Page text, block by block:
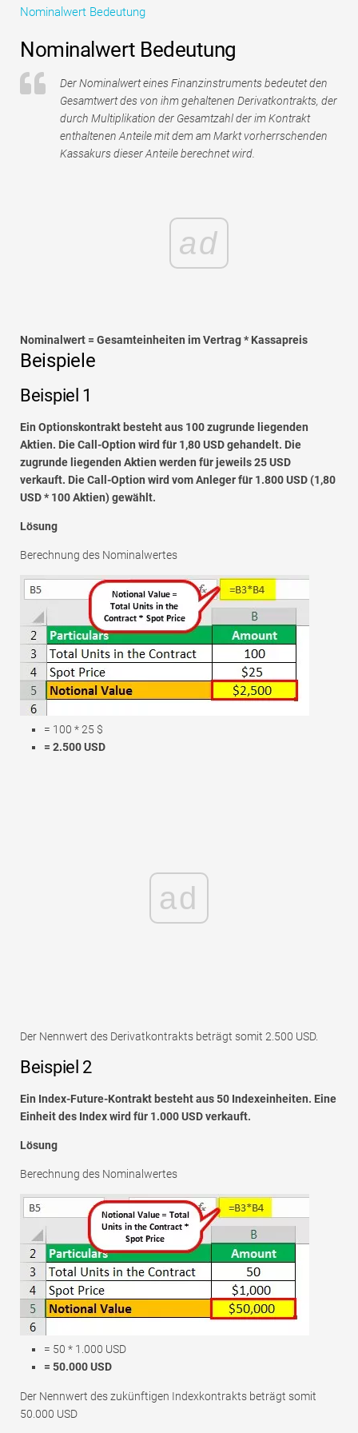
Tutorials zur Finanzmodellierung
Vollständige Form
Risikomanagement-Tutorials
Nominalwert Bedeutung
Nominalwert Bedeutung
Der Nominalwert eines Finanzinstruments bedeutet den
Gesamtwert des von ihm gehaltenen Derivatkontrakts, der
durch Multiplikation der Gesamtzahl der im Kontrakt
enthaltenen Anteile mit dem am Markt vorherrschenden
Kassakurs dieser Anteile berechnet wird.
ad
Nominalwert = Gesamteinheiten im Vertrag * Kassapreis
Beispiele
Beispiel 1
Ein Optionskontrakt besteht aus 100 zugrunde liegenden
Aktien. Die Call-Option wird für 1,80 USD gehandelt. Die
zugrunde liegenden Aktien werden für jeweils 25 USD
verkauft. Die Call-Option wird vom Anleger für 1.800 USD (1,80
USD * 100 Aktien) gewählt.
Lösung
Berechnung des Nominalwertes
= 100 * 25 $
= 2.500 USD
ad
Der Nennwert des Derivatkontrakts beträgt somit 2.500 USD.
Beispiel 2
Ein Index-Future-Kontrakt besteht aus 50 Indexeinheiten. Eine
Einheit des Index wird für 1.000 USD verkauft.
Lösung
Berechnung des Nominalwertes
= 50 * 1.000 USD
= 50.000 USD
Der Nennwert des zukünftigen Indexkontrakts beträgt somit
50.000 USD